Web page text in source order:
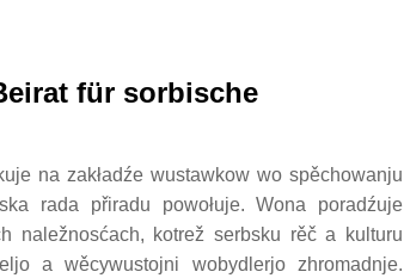
für sorbische
na zakładźe wustawkow wo spěchowanju
rada přiradu powołuje. Wona poradźuje
naležnosćach, kotrež serbsku rěč a kulturu
a wěcywustojni wobydlerjo zhromadnje.